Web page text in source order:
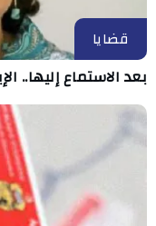
قضايا
بعد الاستماع إليها..